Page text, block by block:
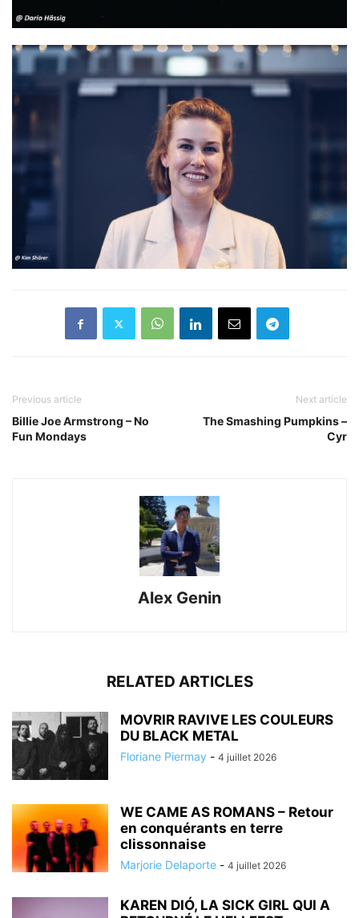
Previous article
Billie Joe Armstrong – No
Fun Mondays
Next article
The Smashing Pumpkins –
Cyr
Alex Genin
RELATED ARTICLES
MOVRIR RAVIVE LES COULEURS
DU BLACK METAL
Floriane Piermay - 4 juillet 2026
WE CAME AS ROMANS – Retour
en conquérants en terre
clissonnaise
Marjorie Delaporte - 4 juillet 2026
KAREN DIÓ, LA SICK GIRL QUI A